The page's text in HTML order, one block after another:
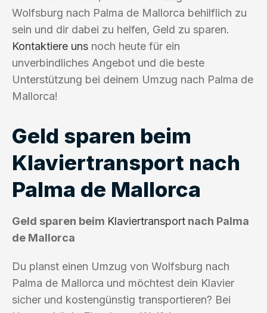
Wolfsburg nach Palma de Mallorca behilflich zu
sein und dir dabei zu helfen, Geld zu sparen.
Kontaktiere uns noch heute für ein
unverbindliches Angebot und die beste
Unterstützung bei deinem Umzug nach Palma de
Mallorca!
Geld sparen beim
Klaviertransport nach
Palma de Mallorca
Geld sparen beim Klaviertransport nach Palma
de Mallorca
Du planst einen Umzug von Wolfsburg nach
Palma de Mallorca und möchtest dein Klavier
sicher und kostengünstig transportieren? Bei